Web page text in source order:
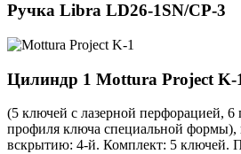
Ручка Libra LD26-1SN/CP-3
Цилиндр 1 Mottura Project K-
(5 ключей с лазерной перфорацией,
профиля ключа специальной формы),
вскрытию: 4-й. Комплект: 5 ключей.